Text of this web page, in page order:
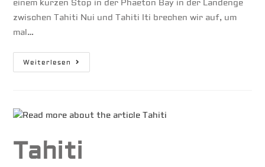
einem kurzen Stop in der Phaeton Bay in der Landenge
zwischen Tahiti Nui und Tahiti Iti brechen wir auf, um
mal…
Weiterlesen Makatea
&
Tahiti